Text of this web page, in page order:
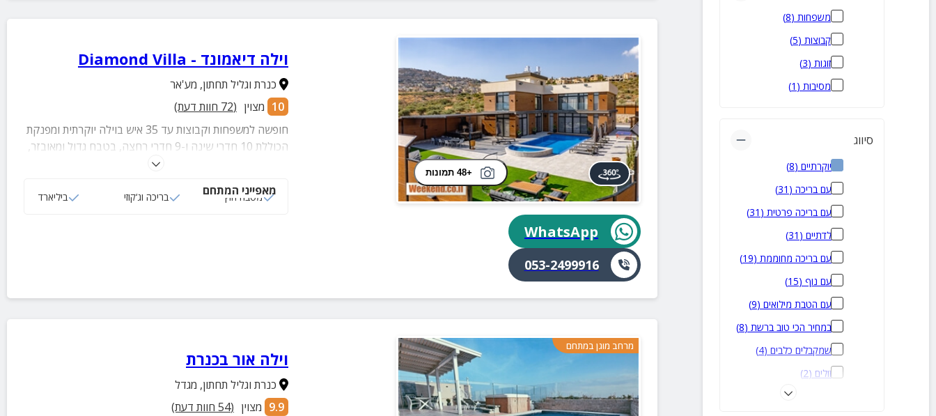
משפחות (
8
)
קבוצות (
5
)
זוגות (
3
)
מסיבות (
1
)
סיווג
יוקרתיים (
8
)
עם בריכה (
31
)
עם בריכה פרטית (
31
)
לדתיים (
31
)
עם בריכה מחוממת (
19
)
עם נוף (
15
)
עם הטבת מילואים (
9
)
במחיר הכי טוב ברשת (
8
)
שמקבלים כלבים (
4
)
זולים (
2
)
(
2
+48 תמונות
וילה דיאמונד - Diamond Villa
כנרת וגליל תחתון, מע'אר
10 מצוין (
72 חוות דעת)
חופשה למשפחות וקבוצות עד 35 איש בוילה יוקרתית ומפנקת
הכוללת 10 חדרי שינה ו-9 חדרי רחצה, בטבח גדול ומאובזר,
סלון מרווח, בריכה גדולה ומחוממת, ג'קוזי זרמים, מטבח
משחקייה לילדים ועוד.
מאפייני המתחם
מטבח חוץ בריכה וג‘קוזי ביליארד
WhatsApp
053-2499916
מרחב מוגן במתחם
וילה אור בכנרת
כנרת וגליל תחתון, מגדל
9.9 מצוין (
54 חוות דעת)